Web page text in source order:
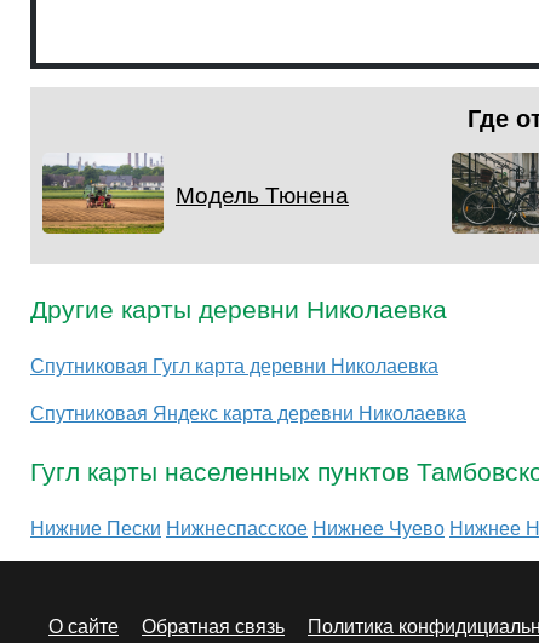
Где
Модель Тюнена
Другие карты деревни Николаевка
Спутниковая Гугл карта деревни Николаевка
Спутниковая Яндекс карта деревни Николаевка
Гугл карты населенных пунктов
Нижние Пески Нижнеспасское Нижнее Чуево Нижнее
О сайте Обратная связь Политика